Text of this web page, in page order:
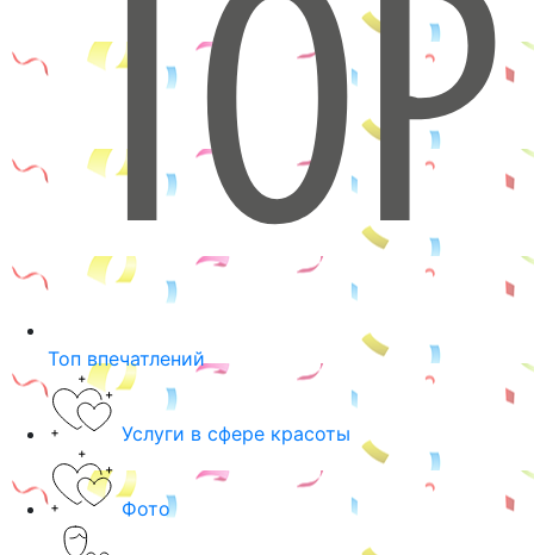
Топ впечатлений
Услуги в сфере красоты
Фото